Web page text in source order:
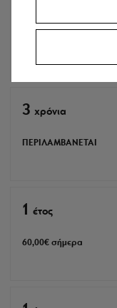
3 xρόνια
ΠΕΡΙΛΑΜΒΑΝΕΤΑΙ
1 έτος
60,00€σήμερα